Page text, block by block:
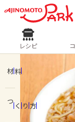
ロ
ログ
ホーム
レシピ
人気の食材
きゅうり
レシピ
材料
つくり方